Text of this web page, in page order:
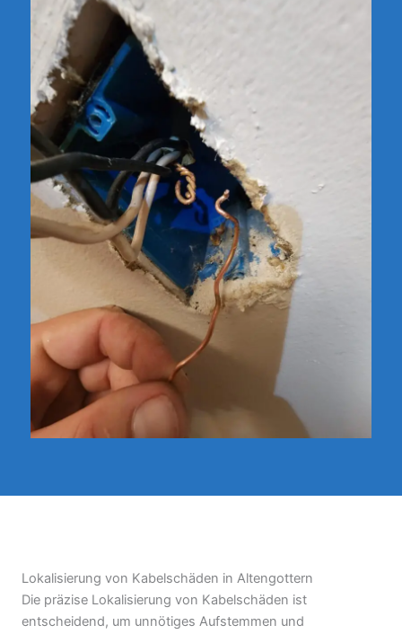
Lokalisierung von Kabelschäden in Altengottern
Die präzise Lokalisierung von Kabelschäden ist
entscheidend, um unnötiges Aufstemmen und